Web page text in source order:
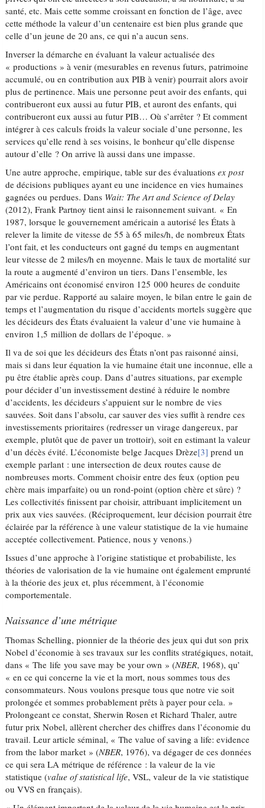
santé, etc. Mais cette somme croissant en fonction de l’âge, avec
cette méthode la valeur d’un centenaire est bien plus grande que
celle d’un jeune de 20 ans, ce qui n’a aucun sens.
Inverser la démarche en évaluant la valeur actualisée des
« productions » à venir (mesurables en revenus futurs, patrimoine
accumulé, ou en contribution aux PIB à venir) pourrait alors avoir
plus de pertinence. Mais une personne peut avoir des enfants, qui
contribueront eux aussi au futur PIB, et auront des enfants, qui
contribueront eux aussi au futur PIB… Où s’arrêter ? Et comment
intégrer à ces calculs froids la valeur sociale d’une personne, les
services qu’elle rend à ses voisins, le bonheur qu’elle dispense
autour d’elle ? On arrive là aussi dans une impasse.
Une autre approche, empirique, table sur des évaluationsex post
de décisions publiques ayant eu une incidence en vies humaines
gagnées ou perdues. Dans Wait: The Art and Science of Delay
(2012), Frank Partnoy tient ainsi le raisonnement suivant. « En
1987, lorsque le gouvernement américain a autorisé les États à
relever la limite de vitesse de 55 à 65 miles/h, de nombreux États
l’ont fait, et les conducteurs ont gagné du temps en augmentant
leur vitesse de 2 miles/h en moyenne. Mais le taux de mortalité sur
la route a augmenté d’environ un tiers. Dans l’ensemble, les
Américains ont économisé environ 125 000 heures de conduite
par vie perdue. Rapporté au salaire moyen, le bilan entre le gain de
temps et l’augmentation du risque d’accidents mortels suggère que
les décideurs des États évaluaient la valeur d’une vie humaine à
environ 1,5 million de dollars de l’époque. »
Il va de soi que les décideurs des États n’ont pas raisonné ainsi,
mais si dans leur équation la vie humaine était une inconnue, elle a
pu être établie après coup. Dans d’autres situations, par exemple
pour décider d’un investissement destiné à réduire le nombre
d’accidents, les décideurs s’appuient sur le nombre de vies
sauvées. Soit dans l’absolu, car sauver des vies suffit à rendre ces
investissements prioritaires (redresser un virage dangereux, par
exemple, plutôt que de paver un trottoir), soit en estimant la valeur
d’un décès évité. L’économiste belge Jacques Drèze[3] prend un
exemple parlant : une intersection de deux routes cause de
nombreuses morts. Comment choisir entre des feux (option peu
chère mais imparfaite) ou un rond-point (option chère et sûre) ?
Les collectivités finissent par choisir, attribuant implicitement un
prix aux vies sauvées. (Réciproquement, leur décision pourrait être
éclairée par la référence à une valeur statistique de la vie humaine
acceptée collectivement. Patience, nous y venons.)
Issues d’une approche à l’origine statistique et probabiliste, les
théories de valorisation de la vie humaine ont également emprunté
à la théorie des jeux et, plus récemment, à l’économie
comportementale.
Naissance d’une métrique
Thomas Schelling, pionnier de la théorie des jeux qui dut son prix
Nobel d’économie à ses travaux sur les conflits stratégiques, notait,
dans « The life you save may be your own » (NBER, 1968), qu’
« en ce qui concerne la vie et la mort, nous sommes tous des
consommateurs. Nous voulons presque tous que notre vie soit
prolongée et sommes probablement prêts à payer pour cela. »
Prolongeant ce constat, Sherwin Rosen et Richard Thaler, autre
futur prix Nobel, allèrent chercher des chiffres dans l’économie du
travail. Leur article séminal, « The value of saving a life: evidence
from the labor market » (NBER, 1976), va dégager de ces données
ce qui sera LA métrique de référence : la valeur de la vie
statistique (value of statistical life, VSL, valeur de la vie statistique
ou VVS en français).